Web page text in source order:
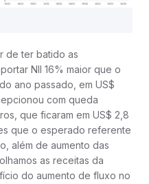
de ter batido as
NII 16% maior que o
ano passado, em US$
com queda
que ficaram em US$ 2,8
que o esperado referente
além de aumento das
as receitas da
do aumento de fluxo no